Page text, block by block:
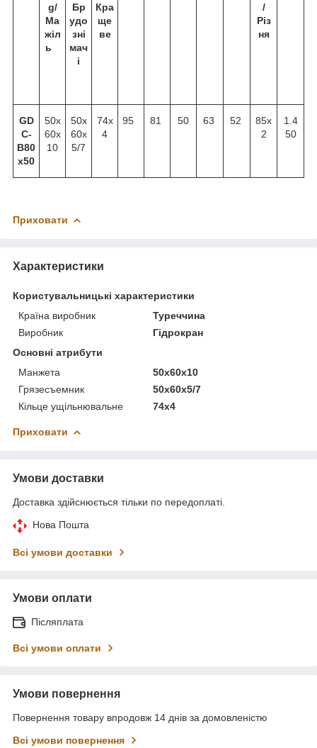
g/
Ма
жіл
ь
Бр
удо
зні
мач
і
Кра
ще
ве
/
Різ
ня
GD
C-
B80
x50
50х
60х
10
50х
60х
5/7
74х
4
95 81 50 63 52
85х
2
1.4
50
Приховати
Характеристики
Користувальницькі характеристики
Країна виробник
Туреччина
Виробник
Гідрокран
Основні атрибути
Манжета
50х60х10
Грязесъемник
50х60х5/7
Кільце ущільнювальне
74х4
Приховати
Умови доставки
Доставка здійснюється тільки по передоплаті.
Нова Пошта
Всі умови доставки
Умови оплати
Післяплата
Всі умови оплати
Умови повернення
Повернення товару впродовж 14 днів за домовленістю
Всі умови повернення